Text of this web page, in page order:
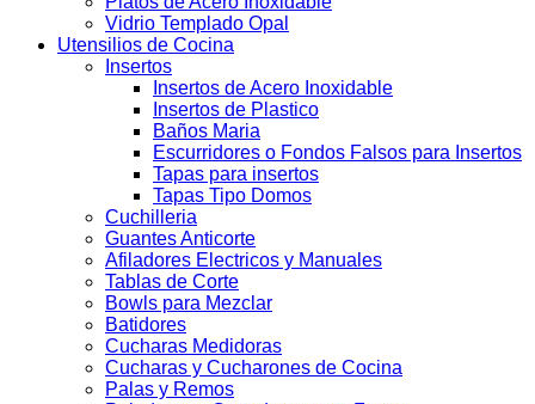
Vidrio Templado Opal
Utensilios de Cocina
Insertos
Insertos de Acero Inoxidable
Insertos de Plastico
Baños Maria
Escurridores o Fondos Falsos para Insertos
Tapas para insertos
Tapas Tipo Domos
Cuchilleria
Guantes Anticorte
Afiladores Electricos y Manuales
Tablas de Corte
Bowls para Mezclar
Batidores
Cucharas Medidoras
Cucharas y Cucharones de Cocina
Palas y Remos